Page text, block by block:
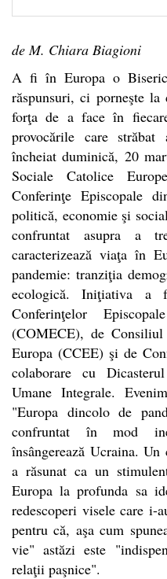
de M. Chiara Biagioni
A fi în Europa o
răspunsuri, ci porneşte
forţa de a face în
provocările care
încheiat duminică, 20
Sociale Catolice
Conferinţe Episcopale
politică, economie şi
confruntat asupra a
caracterizează viaţa în
pandemie: tranziţia
ecologică. Iniţiativa a
Conferinţelor
(COMECE), de
Europa (CCEE) şi de
colaborare cu
Umane Integrale.
"Europa dincolo de
confruntat în mod
însângerează Ucraina.
a răsunat ca un
Europa la profunda sa
redescoperi visele care i-
pentru că, aşa cum
vie" astăzi este
relaţii paşnice".